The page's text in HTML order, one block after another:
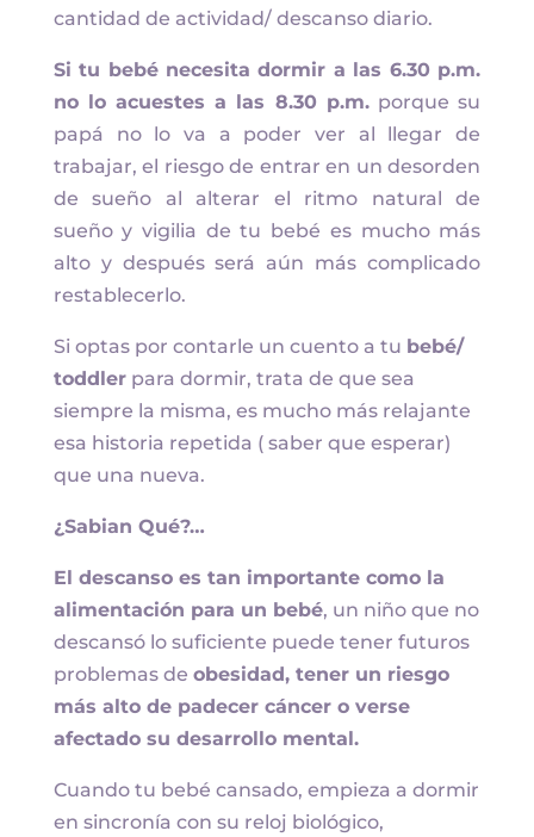
cantidad de actividad/ descanso diario.
Si tu bebé necesita dormir a las 6.30 p.m.
no lo acuestes a las 8.30 p.m.porque su
papá no lo va a poder ver al llegar de
trabajar, el riesgo de entrar en un desorden
de sueño al alterar el ritmo natural de
sueño y vigilia de tu bebé es mucho más
alto y después será aún más complicado
restablecerlo.
Si optas por contarle un cuento a tu bebé/
toddlerpara dormir, trata de que sea
siempre la misma, es mucho más relajante
esa historia repetida ( saber que esperar)
que una nueva.
¿Sabian Qué?…
El descanso es tan importante como la
alimentación para un bebé, un niño que no
descansó lo suficiente puede tener futuros
problemas de obesidad, tener un riesgo
más alto de padecer cáncer o verse
afectado su desarrollo mental.
Cuando tu bebé cansado, empieza a dormir
en sincronía con su reloj biológico,